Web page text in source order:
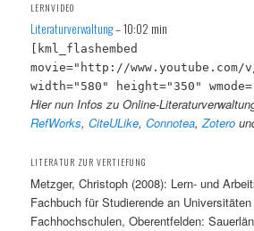
LERNVIDEO
Literaturverwaltung– 10:02 min
[kml_flashembed
movie="http://www.youtube.com/v/
width="580" height="350"
Hier nun Infos zu Online-
RefWorks,CiteULike,Connotea,Zotero
LITERATUR ZUR VERTIEFUNG
Metzger, Christoph (2008): Lern- und
Fachbuch für Studierende an
Fachhochschulen, Oberentfelden: